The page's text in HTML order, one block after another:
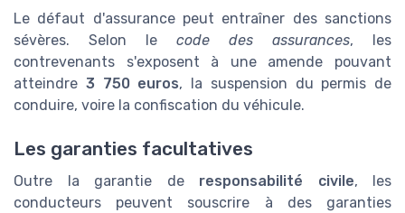
Le défaut d'assurance peut entraîner des sanctions
sévères. Selon le code des assurances, les
contrevenants s'exposent à une amende pouvant
atteindre 3 750 euros, la suspension du permis de
conduire, voire la confiscation du véhicule.
Les garanties facultatives
Outre la garantie de responsabilité civile, les
conducteurs peuvent souscrire à des garanties